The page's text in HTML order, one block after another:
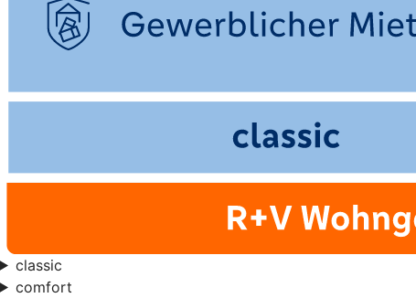
classic
comfort